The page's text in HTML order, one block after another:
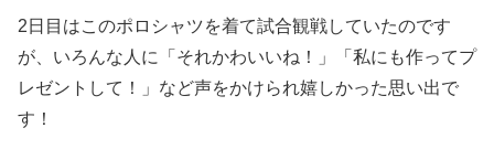
2日目はこのポロシャツを着て試合観戦していたのです
が、いろんな人に「それかわいいね！」「私にも作ってプ
レゼントして！」など声をかけられ嬉しかった思い出で
す！